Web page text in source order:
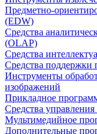
Предметно-
(EDW)
Средства
(OLAP)
Средства
Средства поддержки
Инструменты
изображений
Прикладное
Средства
Мультимедийное
Дополнительные